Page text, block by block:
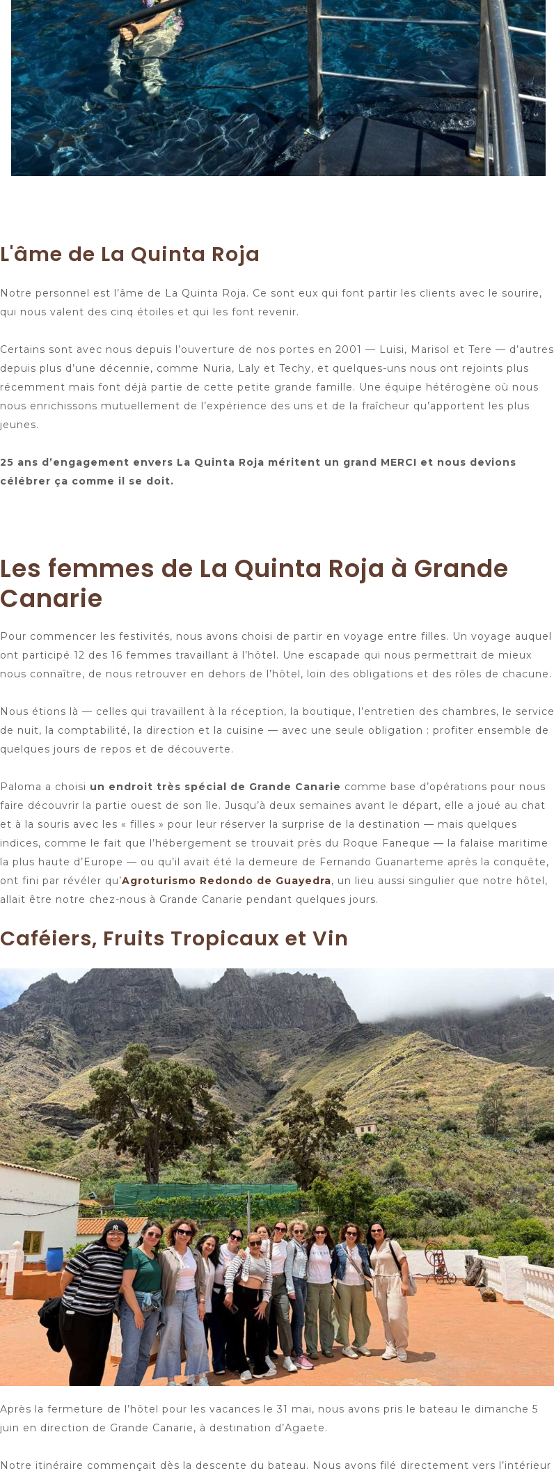
L'âme de La Quinta Roja
Notre personnel est l’âme de La Quinta Roja. Ce sont eux qui font partir les clients avec le sourire,
qui nous valent des cinq étoiles et qui les font revenir.
Certains sont avec nous depuis l’ouverture de nos portes en 2001 — Luisi, Marisol et Tere — d’autres
depuis plus d’une décennie, comme Nuria, Laly et Techy, et quelques-uns nous ont rejoints plus
récemment mais font déjà partie de cette petite grande famille. Une équipe hétérogène où nous
nous enrichissons mutuellement de l’expérience des uns et de la fraîcheur qu’apportent les plus
jeunes.
25 ans d’engagement envers La Quinta Roja méritent un grand MERCI et nous devions
célébrer ça comme il se doit.
Les femmes de La Quinta Roja à Grande
Canarie
Pour commencer les festivités, nous avons choisi de partir en voyage entre filles. Un voyage auquel
ont participé 12 des 16 femmes travaillant à l’hôtel. Une escapade qui nous permettrait de mieux
nous connaître, de nous retrouver en dehors de l’hôtel, loin des obligations et des rôles de chacune.
Nous étions là — celles qui travaillent à la réception, la boutique, l’entretien des chambres, le service
de nuit, la comptabilité, la direction et la cuisine — avec une seule obligation : profiter ensemble de
quelques jours de repos et de découverte.
Paloma a choisi un endroit très spécial de Grande Canarie comme base d’opérations pour nous
faire découvrir la partie ouest de son île. Jusqu’à deux semaines avant le départ, elle a joué au chat
et à la souris avec les « filles » pour leur réserver la surprise de la destination — mais quelques
indices, comme le fait que l’hébergement se trouvait près du Roque Faneque — la falaise maritime
la plus haute d’Europe — ou qu’il avait été la demeure de Fernando Guanarteme après la conquête,
ont fini par révéler qu’Agroturismo Redondo de Guayedra, un lieu aussi singulier que notre hôtel,
allait être notre chez-nous à Grande Canarie pendant quelques jours.
Caféiers, Fruits Tropicaux et Vin
Après la fermeture de l’hôtel pour les vacances le 31 mai, nous avons pris le bateau le dimanche 5
juin en direction de Grande Canarie, à destination d’Agaete.
Notre itinéraire commençait dès la descente du bateau. Nous avons filé directement vers l’intérieur